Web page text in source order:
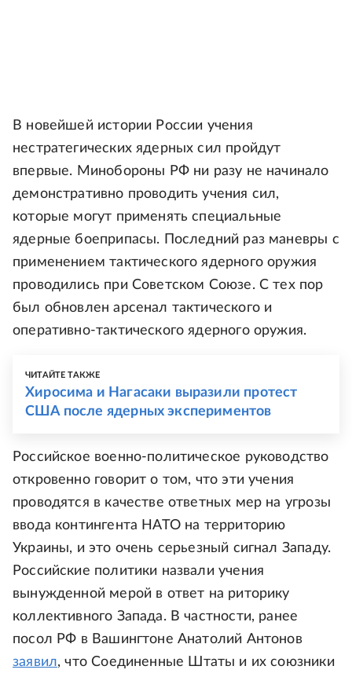
В новейшей истории России учения
нестратегических ядерных сил пройдут
впервые. Минобороны РФ ни разу не начинало
демонстративно проводить учения сил,
которые могут применять специальные
ядерные боеприпасы. Последний раз маневры с
применением тактического ядерного оружия
проводились при Советском Союзе. С тех пор
был обновлен арсенал тактического и
оперативно-тактического ядерного оружия.
ЧИТАЙТЕ ТАКЖЕ
Хиросима и Нагасаки выразили протест
США после ядерных экспериментов
Российское военно-политическое руководство
откровенно говорит о том, что эти учения
проводятся в качестве ответных мер на угрозы
ввода контингента НАТО на территорию
Украины, и это очень серьезный сигнал Западу.
Российские политики назвали учения
вынужденной мерой в ответ на риторику
коллективного Запада. В частности, ранее
посол РФ в Вашингтоне Анатолий Антонов
заявил, что Соединенные Штаты и их союзники